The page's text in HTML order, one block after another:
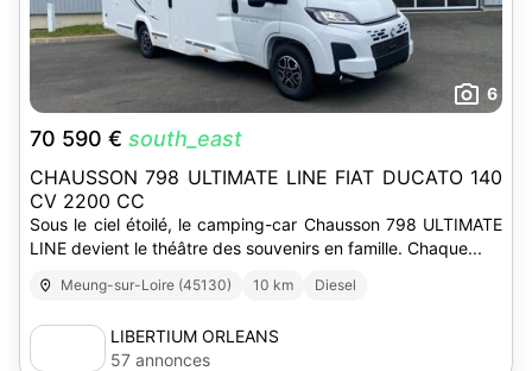
6
70 590 € south_east
CHAUSSON 798 ULTIMATE LINE FIAT DUCATO 140
CV 2200 CC
Sous le ciel étoilé, le camping-car Chausson 798 ULTIMATE
LINE devient le théâtre des souvenirs en famille. Chaque...
Meung-sur-Loire (45130) 10 km Diesel
LIBERTIUM ORLEANS
57 annonces